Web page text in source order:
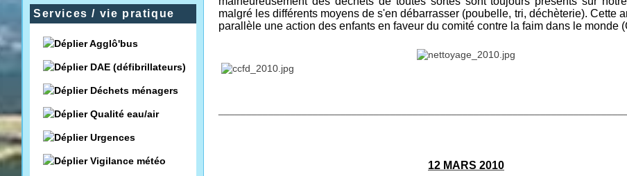
Services / vie pratique
Agglô'bus
DAE (défibrillateurs)
Déchets ménagers
Qualité eau/air
Urgences
Vigilance météo
malgré les différents moyens de s'en débarrasser (poubelle, tri, déchèterie). Cette
parallèle une action des enfants en faveur du comité contre la faim dans le monde
12 MARS 2010